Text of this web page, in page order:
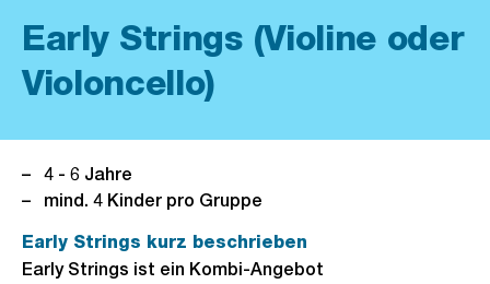
Early Strings (Violine oder
Violoncello)
4 - 6 Jahre
mind. 4 Kinder pro Gruppe
Early Strings kurz beschrieben
Early Strings ist ein Kombi-Angebot